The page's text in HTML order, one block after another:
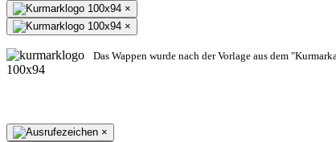
×
×
Das Wappen wurde nach der Vorlage aus dem
×